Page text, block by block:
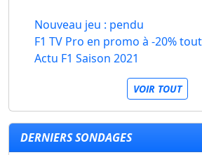
Nouveau jeu : pendu
F1 TV Pro en promo à -20%
Actu F1 Saison 2021
VOIR TOUT
DERNIERS SONDAGES